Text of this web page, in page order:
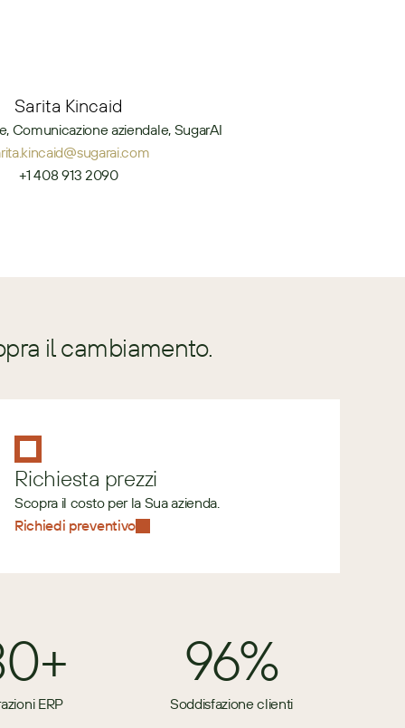
Sarita Kincaid
Comunicazione aziendale, SugarAI
+1 408 913 2090
il cambiamento.
Richiesta prezzi
Scopra il costo per la Sua azienda.
Richiedi preventivo
ERP
96%
Soddisfazione clienti